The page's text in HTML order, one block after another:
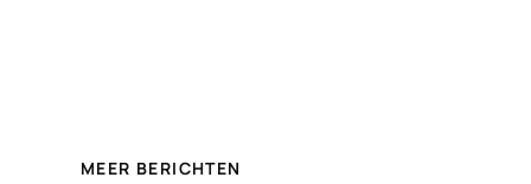
MEER BERICHTEN